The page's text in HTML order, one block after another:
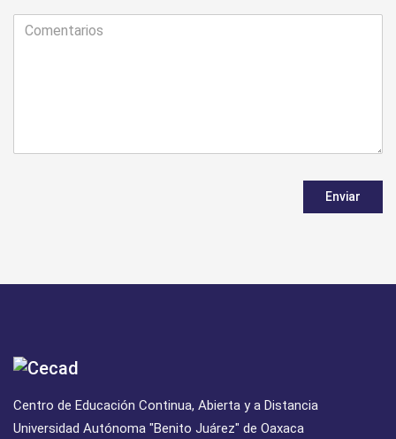
Enviar
Centro de Educación Continua, Abierta y a Distancia
Universidad Autónoma "Benito Juárez" de Oaxaca